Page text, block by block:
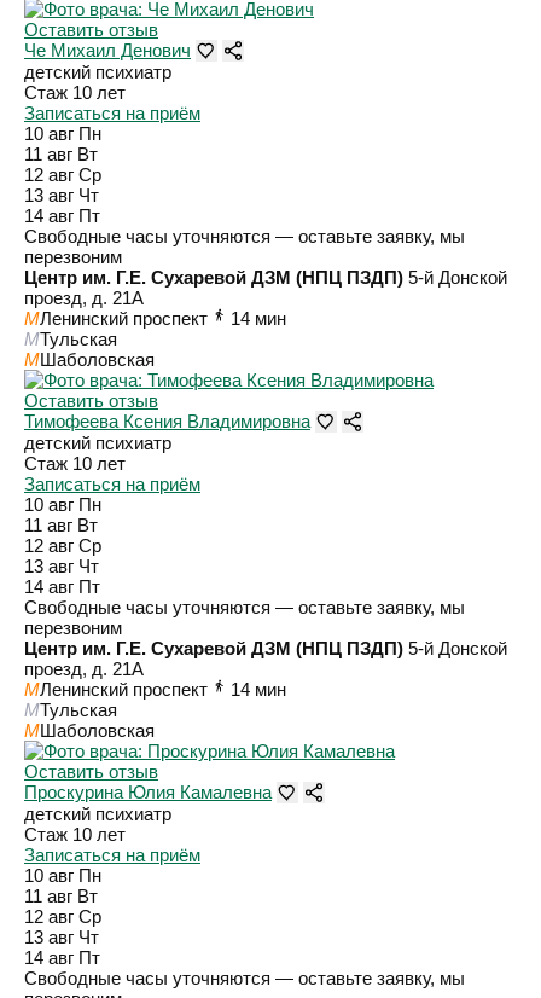
Оставить отзыв
Че Михаил Денович
детский психиатр
Стаж 10 лет
Записаться на приём
10 авг Пн
11 авг Вт
12 авг Ср
13 авг Чт
14 авг Пт
Свободные часы уточняются — оставьте заявку, мы
перезвоним
Центр им. Г.Е. Сухаревой ДЗМ (НПЦ ПЗДП) 5-й Донской
проезд, д. 21А
MЛенинский проспект
14 мин
MТульская
MШаболовская
Оставить отзыв
Тимофеева Ксения Владимировна
детский психиатр
Стаж 10 лет
Записаться на приём
10 авг Пн
11 авг Вт
12 авг Ср
13 авг Чт
14 авг Пт
Свободные часы уточняются — оставьте заявку, мы
перезвоним
Центр им. Г.Е. Сухаревой ДЗМ (НПЦ ПЗДП) 5-й Донской
проезд, д. 21А
MЛенинский проспект
14 мин
MТульская
MШаболовская
Оставить отзыв
Проскурина Юлия Камалевна
детский психиатр
Стаж 10 лет
Записаться на приём
10 авг Пн
11 авг Вт
12 авг Ср
13 авг Чт
14 авг Пт
Свободные часы уточняются — оставьте заявку, мы